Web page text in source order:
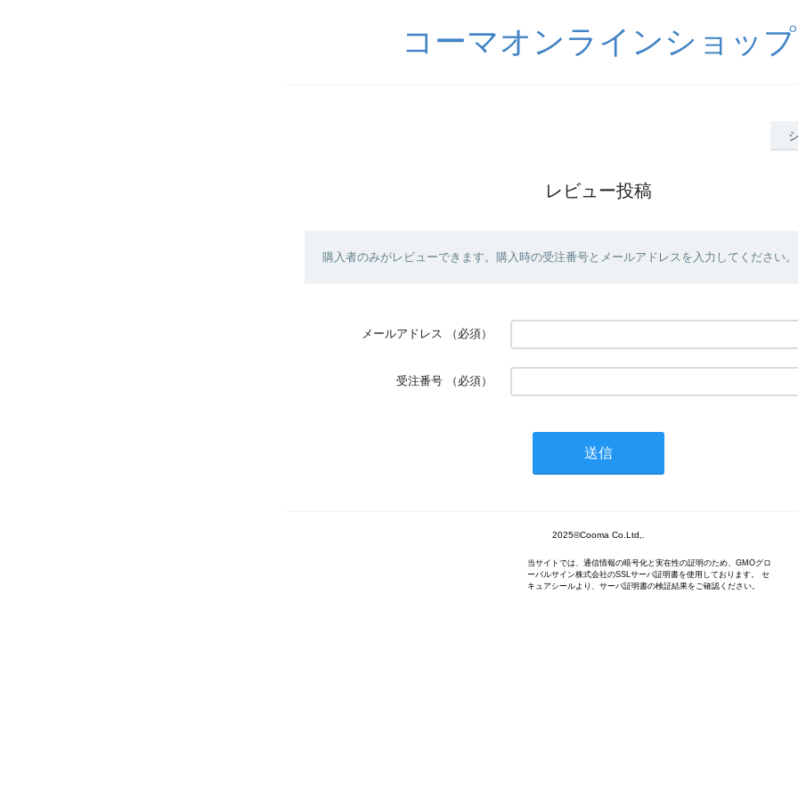
コーマオンラインショップ
レビュー投稿
購入者のみがレビューできます。購入時の受注番号とメールアドレスを入力してください。
メールアドレス （必須）
受注番号 （必須）
2025©Cooma Co.Ltd,.
当サイトでは、通信情報の暗号化と実在性の証明のため、GMOグロ
ーバルサイン株式会社のSSLサーバ証明書を使用しております。 セ
キュアシールより、サーバ証明書の検証結果をご確認ください。